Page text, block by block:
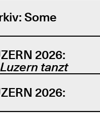
Some
2026:
tanzt
2026: